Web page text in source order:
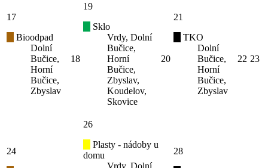
17
Bioodpad
Dolní
Bučice,
Horní
Bučice,
Zbyslav
18
19
Sklo
Vrdy, Dolní
Bučice,
Horní
Bučice,
Zbyslav,
Koudelov,
Skovice
20
21
TKO
Dolní
Bučice,
Horní
Bučice,
Zbyslav
22 23
24
26
Plasty - nádoby u
domu
Vrdy, Dolní
28